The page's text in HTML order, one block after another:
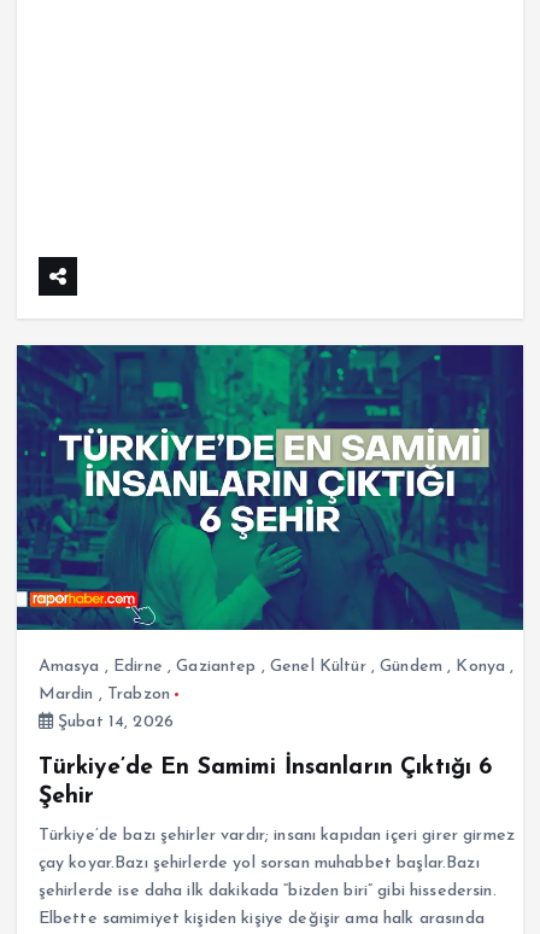
Amasya , Edirne ,Gaziantep , Genel Kültür,Gündem , Konya ,
Mardin , Trabzon
Şubat 14, 2026
Türkiye’de En Samimi İnsanların Çıktığı 6
Şehir
Türkiye’de bazı şehirler vardır; insanı kapıdan içeri girer girmez
çay koyar.Bazı şehirlerde yol sorsan muhabbet başlar.Bazı
şehirlerde ise daha ilk dakikada “bizden biri” gibi hissedersin.
Elbette samimiyet kişiden kişiye değişir ama halk arasında